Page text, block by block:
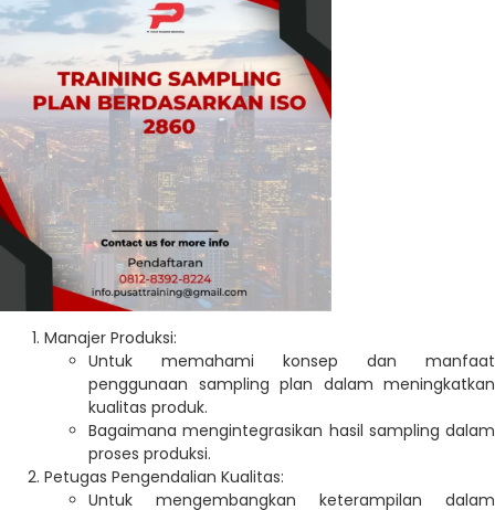
Manajer Produksi:
Untuk memahami konsep dan manfaat
penggunaan sampling plan dalam meningkatkan
kualitas produk.
Bagaimana mengintegrasikan hasil sampling dalam
proses produksi.
Petugas Pengendalian Kualitas:
Untuk mengembangkan keterampilan dalam